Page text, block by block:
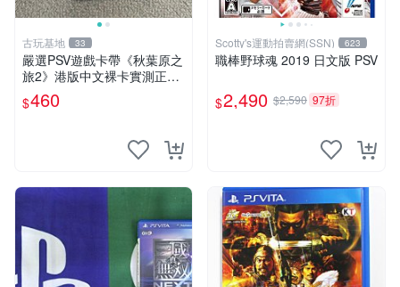
古玩基地 33
嚴選PSV遊戲卡帶《秋葉原之
旅2》港版中文裸卡實測正
常，專機遊戲只可在SONY P
SV上運行 卡帶 psv 港版
$460
Scotty's運動拍賣網(SSN) 623
職棒野球魂 2019 日文版 PSV
$2,490 $2,590 97折